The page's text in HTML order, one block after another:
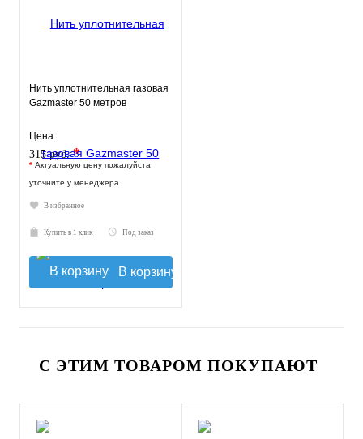
Нить уплотнительная газовая
Gazmaster 50 метров
Цена:
315 руб.*
* Актуальную цену пожалуйста
уточните у менеджера
В избранное
Купить в 1 клик Под заказ
В корзину
С ЭТИМ ТОВАРОМ ПОКУПАЮТ